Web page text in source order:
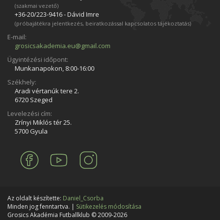
(szakmai vezető)
+36-20/223­-9416 - Dávid Imre
(próbajátékra jelentkezés, beiratkozással kapcsolatos tájékoztatás)
E-mail:
grosicsakademia.eu@gmail.com
Ügyintézési időpont:
Munkanapokon, 8:00-16:00
Székhely:
Aradi vértanúk tere 2.
6720 Szeged
Levelezési cím:
Zrínyi Miklós tér 25.
5700 Gyula
Az oldalt készítette: Daniel_Csorba
Minden jog fenntartva. | Sütikezelés módosítása
Grosics Akadémia Futballklub © 2009-2026